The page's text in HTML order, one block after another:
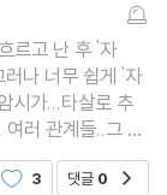
1989년에 미하엘
되기도 했다.
르고 난 후 '자
나 너무 쉽게 '자
시가...타살로 추
러 관계들..그 관
선 용의자로 지목
는 설정...사실 조
3 댓글 0